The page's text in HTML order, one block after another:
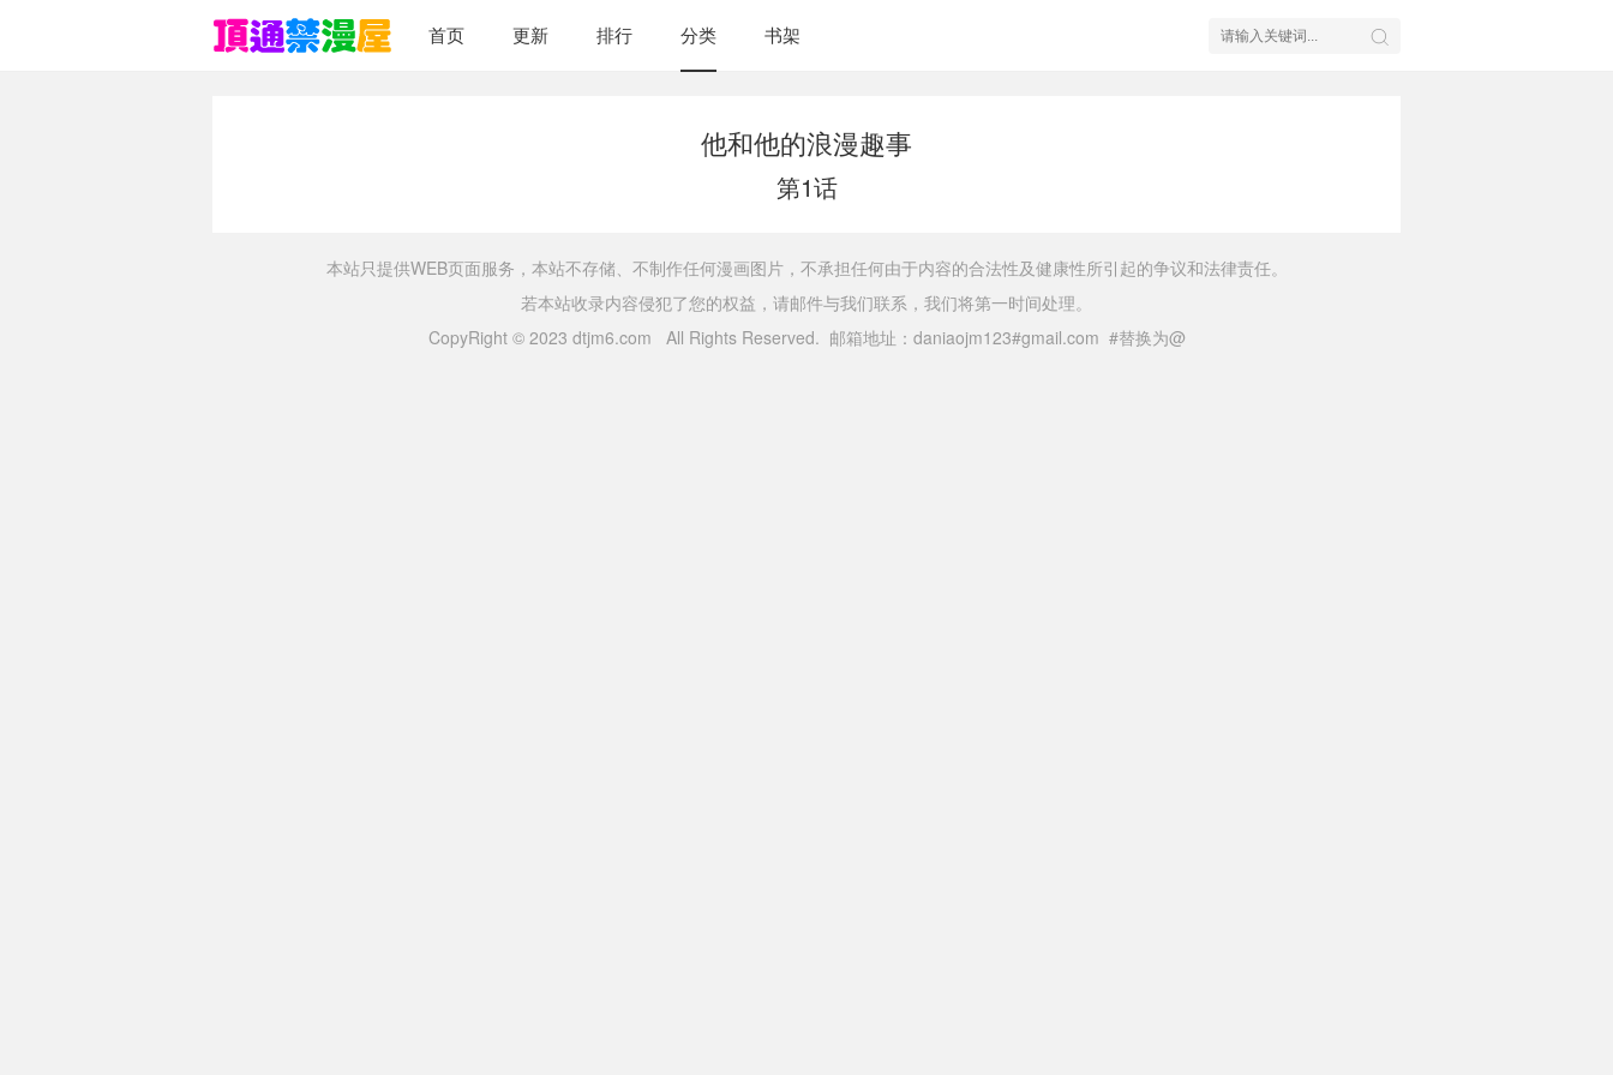
首页 更新 排行 分类 书架
他和他的浪漫趣事
第1话
本站只提供WEB页面服务，本站不存储、不制作任何漫画图片，不承担任何由于内容的合法性及健康性所引起的争议和法律责任。
若本站收录内容侵犯了您的权益，请邮件与我们联系，我们将第一时间处理。
CopyRight © 2023 dtjm6.com All Rights Reserved. 邮箱地址：daniaojm123#gmail.com #替换为@